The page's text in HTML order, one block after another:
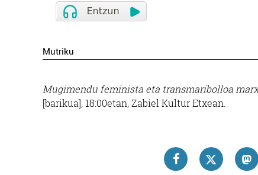
Mutriku
Mugimendu feminista eta transmaribolloa
[barikua], 18:00etan, Zabiel Kultur Etxean.